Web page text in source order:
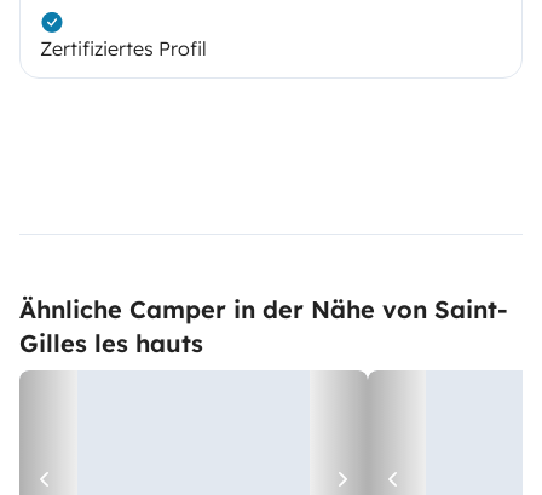
Zertifiziertes Profil
Ähnliche Camper in der Nähe von Saint-
Gilles les hauts